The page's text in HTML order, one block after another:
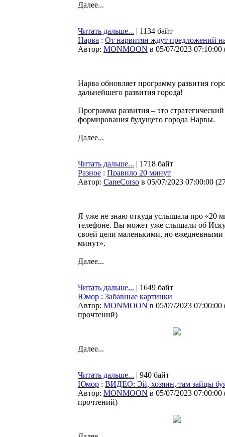
Далее...
Читать дальше... | 1134 байт
Нарва : От нарвитян ждут предложений
Автор: MONMOON в 05/07/2023 07:10:00
Нарва обновляет программу развития
дальнейшего развития города!
Программа развития – это
формирования будущего города Нарвы.
Далее...
Читать дальше... | 1718 байт
Разное : Правило 20 минут
Автор: CaneCorso в 05/07/2023 07:00:00 (
Я уже не знаю откуда услышала про «20
телефоне. Вы может уже слышали об
своей цели маленькими, но
минут».
Далее...
Читать дальше... | 1649 байт
Юмор : Забавные картинки
Автор: MONMOON в 05/07/2023 07:00:00
прочтений)
Далее...
Читать дальше... | 940 байт
Юмор : ВИДЕО: Эй, хозяин, там зайцы
Автор: MONMOON в 05/07/2023 07:00:00
прочтений)